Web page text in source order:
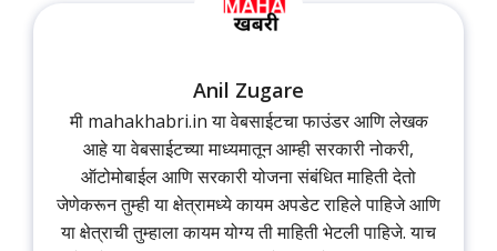
Anil Zugare
मी mahakhabri.in या वेबसाईटचा फाउंडर आणि लेखक
आहे या वेबसाईटच्या माध्यमातून आम्ही सरकारी नोकरी,
ऑटोमोबाईल आणि सरकारी योजना संबंधित माहिती देतो
जेणेकरून तुम्ही या क्षेत्रामध्ये कायम अपडेट राहिले पाहिजे आणि
या क्षेत्राची तुम्हाला कायम योग्य ती माहिती भेटली पाहिजे. याच